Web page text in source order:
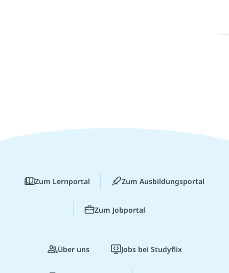
Zum Lernportal Zum Ausbildungsportal
Zum Jobportal
Über uns Jobs bei Studyflix